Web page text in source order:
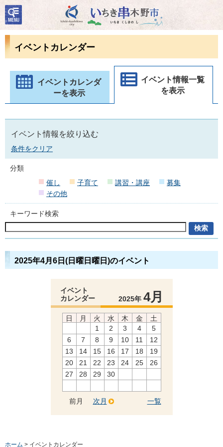
いちき串木野市
検
索・
共通
ューイベントカレンダー
イベントカレンダ
ーを表示
イベント情報一覧
を表示
イベント情報を絞り込む
条件をクリア
分類
催し
子育て 講習・講座
募集
その他
キーワード検索
2025年4月6日(日曜日曜日)のイベント
イベント
カレンダー
2025年 4月
日 月 火 水 木 金
土
1
2 3 4
5
6
7 8 9 10 11
12
13
14 15 16 17 18
19
20
21 22 23 24 25
26
27
28 29 30
前月 一覧
次月
ホーム > イベントカレンダー